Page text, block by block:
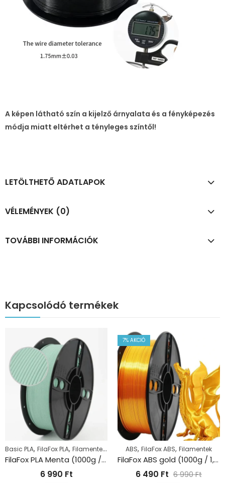
A képen látható szín a kijelző árnyalata és a fényképezés
módja miatt eltérhet a tényleges színtől!
LETÖLTHETŐ ADATLAPOK
VÉLEMÉNYEK (0)
TOVÁBBI INFORMÁCIÓK
Kapcsolódó termékek
Basic PLA, FilaFox PLA, Filamentek ,
FilaFox PLA Menta (1000g / 1,75mm)
6 990 Ft
7% AKCIÓ
ABS, FilaFox ABS, Filamentek
FilaFox ABS gold (1000g / 1,75mm)
6 490 Ft 6 990Ft